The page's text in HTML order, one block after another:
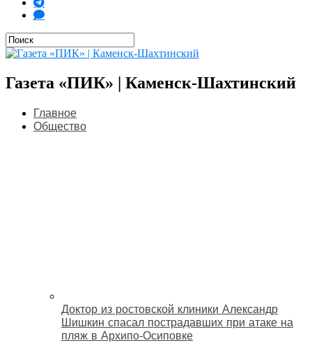
Газета «ПИК» | Каменск-Шахтинский
Главное
Общество
Доктор из ростовской клиники Александр
Шишкин спасал пострадавших при атаке на
пляж в Архипо‑Осиповке